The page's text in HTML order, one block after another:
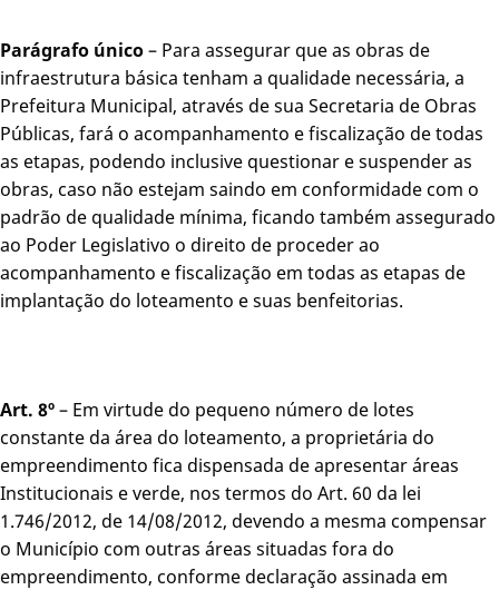
Parágrafo único– Para assegurar que as obras de
infraestrutura básica tenham a qualidade necessária, a
Prefeitura Municipal, através de sua Secretaria de Obras
Públicas, fará o acompanhamento e fiscalização de todas
as etapas, podendo inclusive questionar e suspender as
obras, caso não estejam saindo em conformidade com o
padrão de qualidade mínima, ficando também assegurado
ao Poder Legislativo o direito de proceder ao
acompanhamento e fiscalização em todas as etapas de
implantação do loteamento e suas benfeitorias.
Art. 8º– Em virtude do pequeno número de lotes
constante da área do loteamento, a proprietária do
empreendimento fica dispensada de apresentar áreas
Institucionais e verde, nos termos do Art. 60 da lei
1.746/2012, de 14/08/2012, devendo a mesma compensar
o Município com outras áreas situadas fora do
empreendimento, conforme declaração assinada em